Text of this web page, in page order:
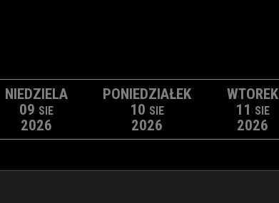
NIEDZIELA
09 SIE
2026
PONIEDZIAŁEK
10 SIE
2026
WTOREK
11 SIE
2026